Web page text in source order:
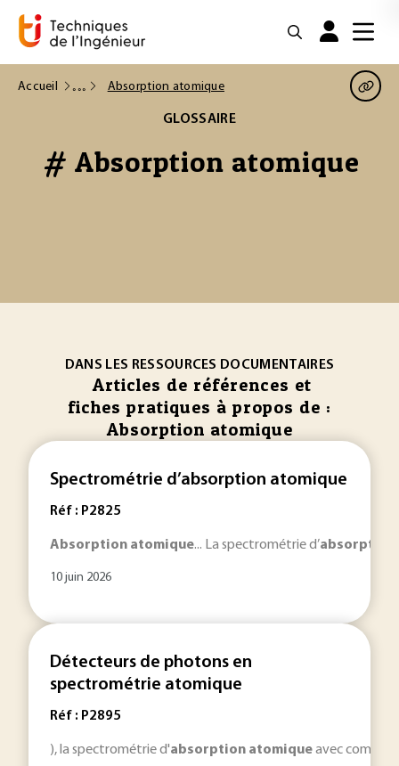
Accueil Absorption atomique
GLOSSAIRE
# Absorption atomique
DANS LES RESSOURCES DOCUMENTAIRES
Articles de références et
fiches pratiques à propos de :
Absorption atomique
Spectrométrie d’absorption atomique
Réf : P2825
Absorption atomique... La spectrométrie d’absorption
10 juin 2026
Détecteurs de photons en
spectrométrie atomique
Réf : P2895
), la spectrométrie d'absorption atomiqueavec comme